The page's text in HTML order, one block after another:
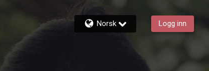
Norsk Logg inn